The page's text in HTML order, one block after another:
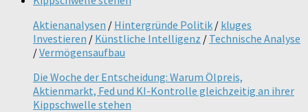
Aktienanalysen / Hintergründe Politik / kluges
Investieren / Künstliche Intelligenz / Technische Analyse
/Vermögensaufbau
Die Woche der Entscheidung: Warum Ölpreis,
Aktienmarkt, Fed und KI-Kontrolle gleichzeitig an ihrer
Kippschwelle stehen